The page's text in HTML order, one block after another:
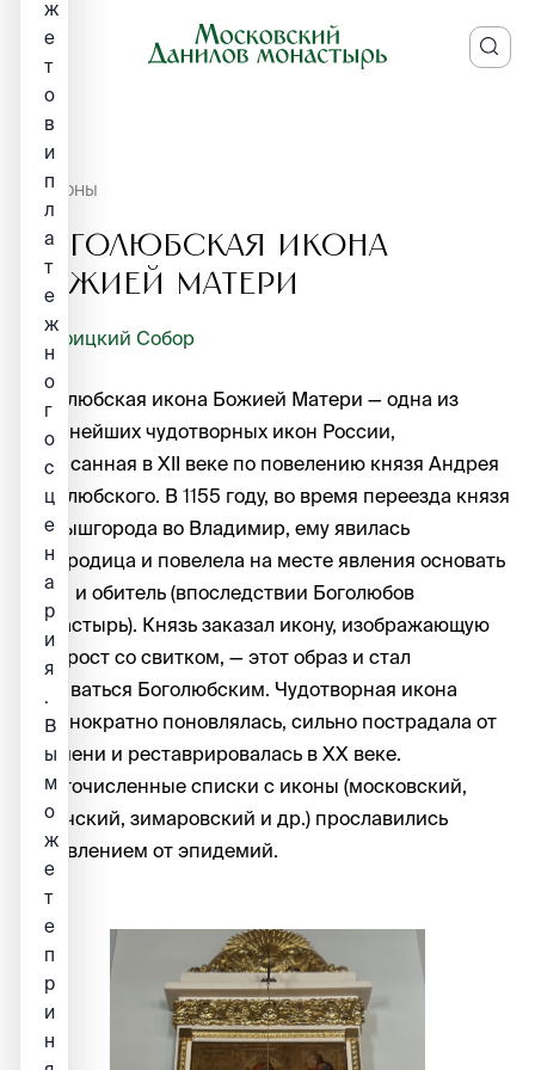
ИКОНЫ
Боголюбская икона
Божией Матери
Троицкий Собор
Боголюбская икона Божией Матери — одна из
древнейших чудотворных икон России,
написанная в XII веке по повелению князя Андрея
Боголюбского. В 1155 году, во время переезда князя
из Вышгорода во Владимир, ему явилась
Богородица и повелела на месте явления основать
храм и обитель (впоследствии Боголюбов
монастырь). Князь заказал икону, изображающую
Ее в рост со свитком, — этот образ и стал
называться Боголюбским. Чудотворная икона
неоднократно поновлялась, сильно пострадала от
времени и реставрировалась в XX веке.
Многочисленные списки с иконы (московский,
угличский, зимаровский и др.) прославились
избавлением от эпидемий.
ж
е
т
о
в
и
п
л
а
т
е
ж
н
о
г
о
с
ц
е
н
а
р
и
я
.
В
ы
м
о
ж
е
т
е
п
р
и
н